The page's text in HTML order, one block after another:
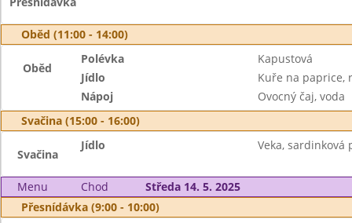
Oběd (11:00 - 14:00)
Oběd
Polévka
Kapustová
Jídlo
Kuře na paprice,
Nápoj
Ovocný čaj, voda
Svačina (15:00 - 16:00)
Svačina
Jídlo Veka, sardinková
Menu Chod
Středa 14. 5. 2025
Přesnídávka (9:00 - 10:00)